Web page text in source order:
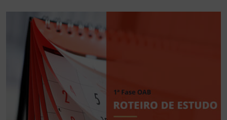
SIDEBAR
ORDEM
LINKS